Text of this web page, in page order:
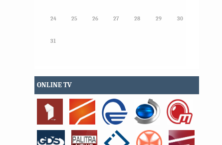
24 25 26 27 28 29 30
31
ONLINE TV